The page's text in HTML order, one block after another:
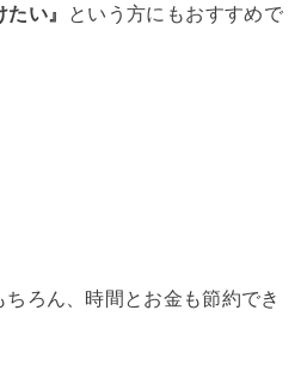
い』
という方にもおすすめで
ろん、時間とお金も節約でき